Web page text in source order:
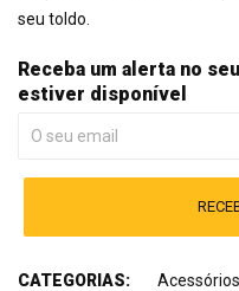
seu toldo.
Receba um alerta no
estiver disponível
CATEGORIAS: Acessórios